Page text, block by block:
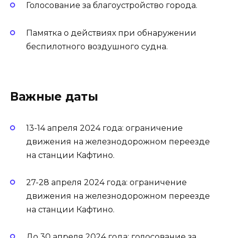
Голосование за благоустройство города.
Памятка о действиях при обнаружении
беспилотного воздушного судна.
Важные даты
13-14 апреля 2024 года: ограничение
движения на железнодорожном переезде
на станции Кафтино.
27-28 апреля 2024 года: ограничение
движения на железнодорожном переезде
на станции Кафтино.